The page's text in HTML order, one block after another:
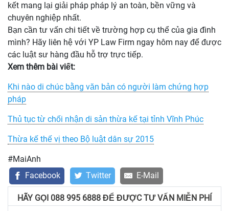
kết mang lại giải pháp pháp lý an toàn, bền vững và
chuyên nghiệp nhất.
Bạn cần tư vấn chi tiết về trường hợp cụ thể của gia đình
mình? Hãy liên hệ với YP Law Firm ngay hôm nay để được
các luật sư hàng đầu hỗ trợ trực tiếp.
Xem thêm bài viết:
Khi nào di chúc bằng văn bản có người làm chứng hợp
pháp
Thủ tục từ chối nhận di sản thừa kế tại tỉnh Vĩnh Phúc
Thừa kế thế vị theo Bộ luật dân sự 2015
#MaiAnh
Facebook
Twitter E-Mail
HÃY GỌI 088 995 6888 ĐỂ ĐƯỢC TƯ VẤN MIỄN PHÍ